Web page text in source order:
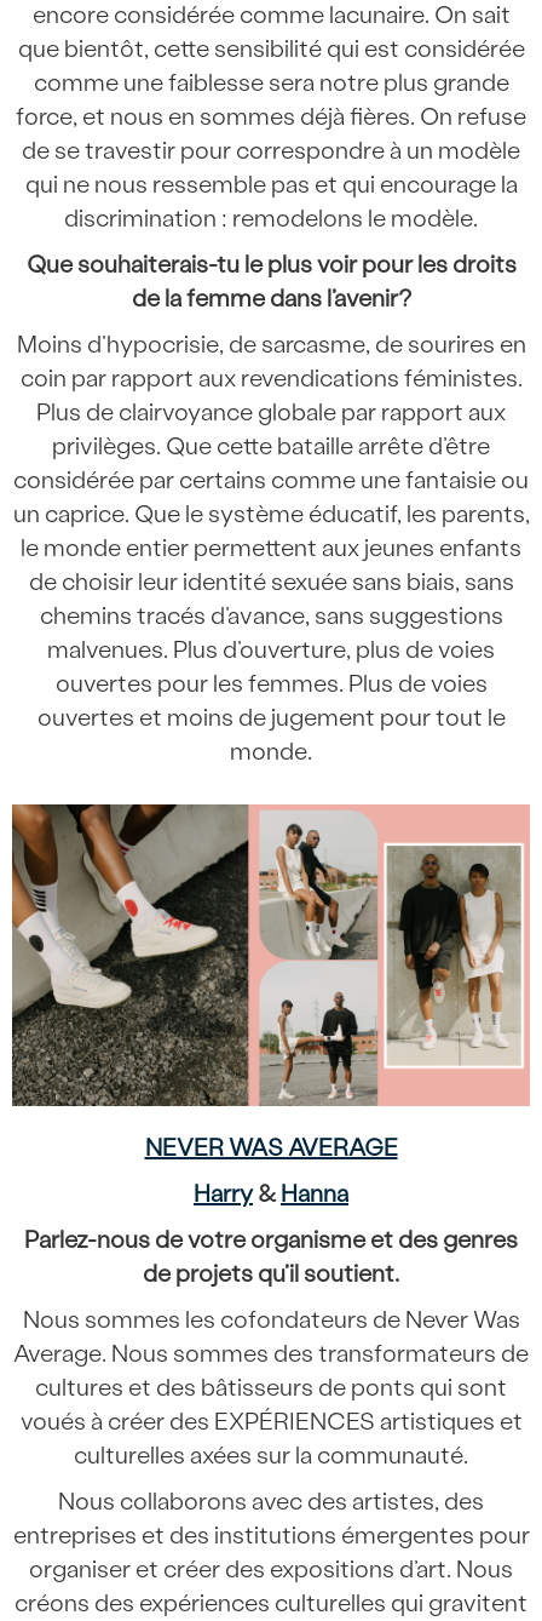
encore considérée comme lacunaire. On sait
que bientôt, cette sensibilité qui est considérée
comme une faiblesse sera notre plus grande
force, et nous en sommes déjà fières. On refuse
de se travestir pour correspondre à un modèle
qui ne nous ressemble pas et qui encourage la
discrimination : remodelons le modèle.
Que souhaiterais-tu le plus voir pour les droits
de la femme dans l’avenir?
Moins d’hypocrisie, de sarcasme, de sourires en
coin par rapport aux revendications féministes.
Plus de clairvoyance globale par rapport aux
privilèges. Que cette bataille arrête d’être
considérée par certains comme une fantaisie ou
un caprice. Que le système éducatif, les parents,
le monde entier permettent aux jeunes enfants
de choisir leur identité sexuée sans biais, sans
chemins tracés d’avance, sans suggestions
malvenues. Plus d’ouverture, plus de voies
ouvertes pour les femmes. Plus de voies
ouvertes et moins de jugement pour tout le
monde.
NEVER WAS AVERAGE
Harry&Hanna
Parlez-nous de votre organisme et des genres
de projets qu’il soutient.
Nous sommes les cofondateurs de Never Was
Average. Nous sommes des transformateurs de
cultures et des bâtisseurs de ponts qui sont
voués à créer des EXPÉRIENCES artistiques et
culturelles axées sur la communauté.
Nous collaborons avec des artistes, des
entreprises et des institutions émergentes pour
organiser et créer des expositions d’art. Nous
créons des expériences culturelles qui gravitent